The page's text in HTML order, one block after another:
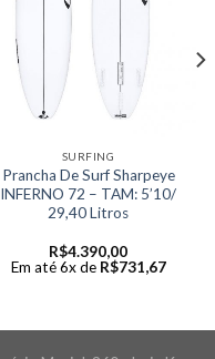
SURFING
Prancha De Surf Sharpeye
INFERNO 72 – TAM: 5’10/
29,40 Litros
R$4.390,00
Em até 6x de R$731,67